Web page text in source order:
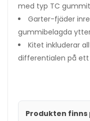
med typ TC
Garter-fjäder
gummibelagda
Kitet inkluderar
differentialen på
Produkten